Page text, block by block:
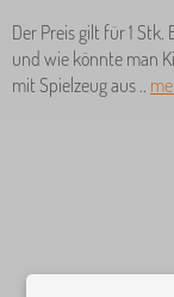
Der Preis gilt für 1
und wie könnte man
mit Spielzeug aus ..